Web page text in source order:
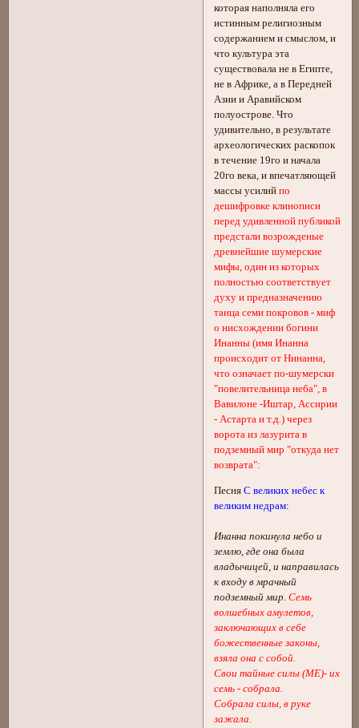
которая наполняла его
истинным религиозным
содержанием и смыслом, и
что культура эта
существовала не в Египте,
не в Африке, а в Передней
Азии и Аравийском
полуострове. Что
удивительно, в результате
археологических раскопок
в течение 19го и начала
20го века, и впечатляющей
массы усилийпо
дешифровке клинописи
перед удивленной публикой
предстали возрожденые
древнейшие шумерские
мифы, один из которых
полностью соответствует
духу и предназначению
танца семи покровов - миф
о нисхождении богини
Инанны (имя Инанна
происходит от Нинанна,
что означает по-шумерски
"повелительница неба", в
Вавилоне -Иштар, Ассирии
- Астарта и т.д.) через
ворота из лазурита в
подземный мир "откуда нет
возврата":
ПесняС великих небес к
великим недрам:
Инанна покинула небо и
землю, где она была
владычицей, и направилась
к входу в мрачный
подземный мир.Семь
волшебных амулетов,
заключающих в себе
божественные законы,
взяла она с собой.
Свои тайные силы (МЕ)- их
семь - собрала.
Собрала силы, в руке
зажала.